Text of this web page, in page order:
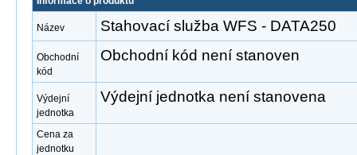
Název Stahovací služba WFS - DATA250
Obchodní
kód
Obchodní kód není stanoven
Výdejní
jednotka
Výdejní jednotka není stanovena
Cena za
jednotku